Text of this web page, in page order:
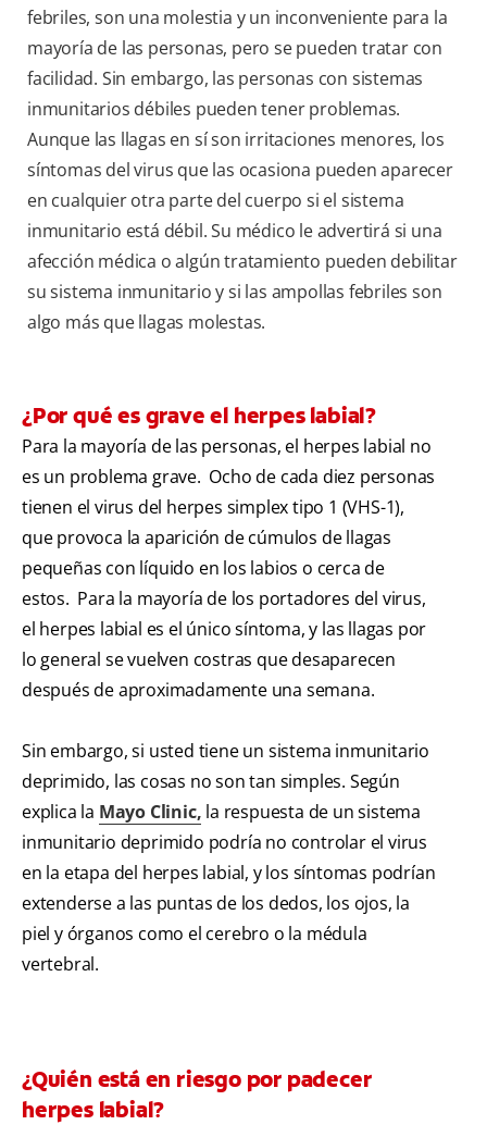
febriles, son una molestia y un inconveniente para la
mayoría de las personas, pero se pueden tratar con
facilidad. Sin embargo, las personas con sistemas
inmunitarios débiles pueden tener problemas.
Aunque las llagas en sí son irritaciones menores, los
síntomas del virus que las ocasiona pueden aparecer
en cualquier otra parte del cuerpo si el sistema
inmunitario está débil. Su médico le advertirá si una
afección médica o algún tratamiento pueden debilitar
su sistema inmunitario y si las ampollas febriles son
algo más que llagas molestas.
¿Por qué es grave el herpes labial?
Para la mayoría de las personas, el herpes labial no
es un problema grave. Ocho de cada diez personas
tienen el virus del herpes simplex tipo 1 (VHS-1),
que provoca la aparición de cúmulos de llagas
pequeñas con líquido en los labios o cerca de
estos. Para la mayoría de los portadores del virus,
el herpes labial es el único síntoma, y las llagas por
lo general se vuelven costras que desaparecen
después de aproximadamente una semana.
Sin embargo, si usted tiene un sistema inmunitario
deprimido, las cosas no son tan simples. Según
explica la Mayo Clinic, la respuesta de un sistema
inmunitario deprimido podría no controlar el virus
en la etapa del herpes labial, y los síntomas podrían
extenderse a las puntas de los dedos, los ojos, la
piel y órganos como el cerebro o la médula
vertebral.
¿Quién está en riesgo por padecer
herpes labial?